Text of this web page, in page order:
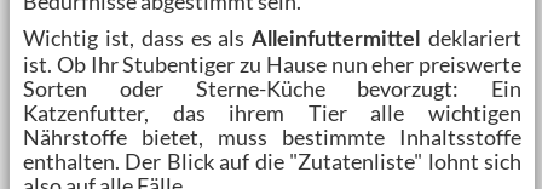
Wichtig ist, dass es alsAlleinfuttermitteldeklariert
ist. Ob Ihr Stubentiger zu Hause nun eher preiswerte
Sorten oder Sterne-Küche bevorzugt: Ein
Katzenfutter, das ihrem Tier alle wichtigen
Nährstoffe bietet, muss bestimmte Inhaltsstoffe
enthalten. Der Blick auf die "Zutatenliste" lohnt sich